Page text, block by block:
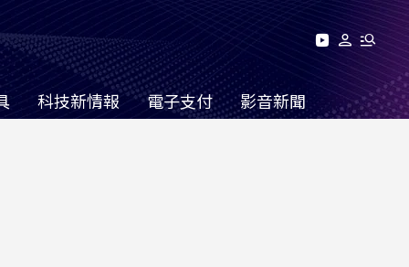
科技新情報 電子支付 影音新聞